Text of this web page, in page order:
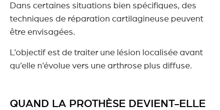
Dans certaines situations bien spécifiques, des
techniques de réparation cartilagineuse peuvent
être envisagées.
L’objectif est de traiter une lésion localisée avant
qu’elle n’évolue vers une arthrose plus diffuse.
QUAND LA PROTHÈSE DEVIENT-ELLE